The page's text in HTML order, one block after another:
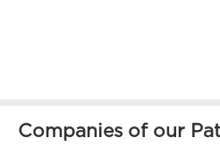
Companies of our